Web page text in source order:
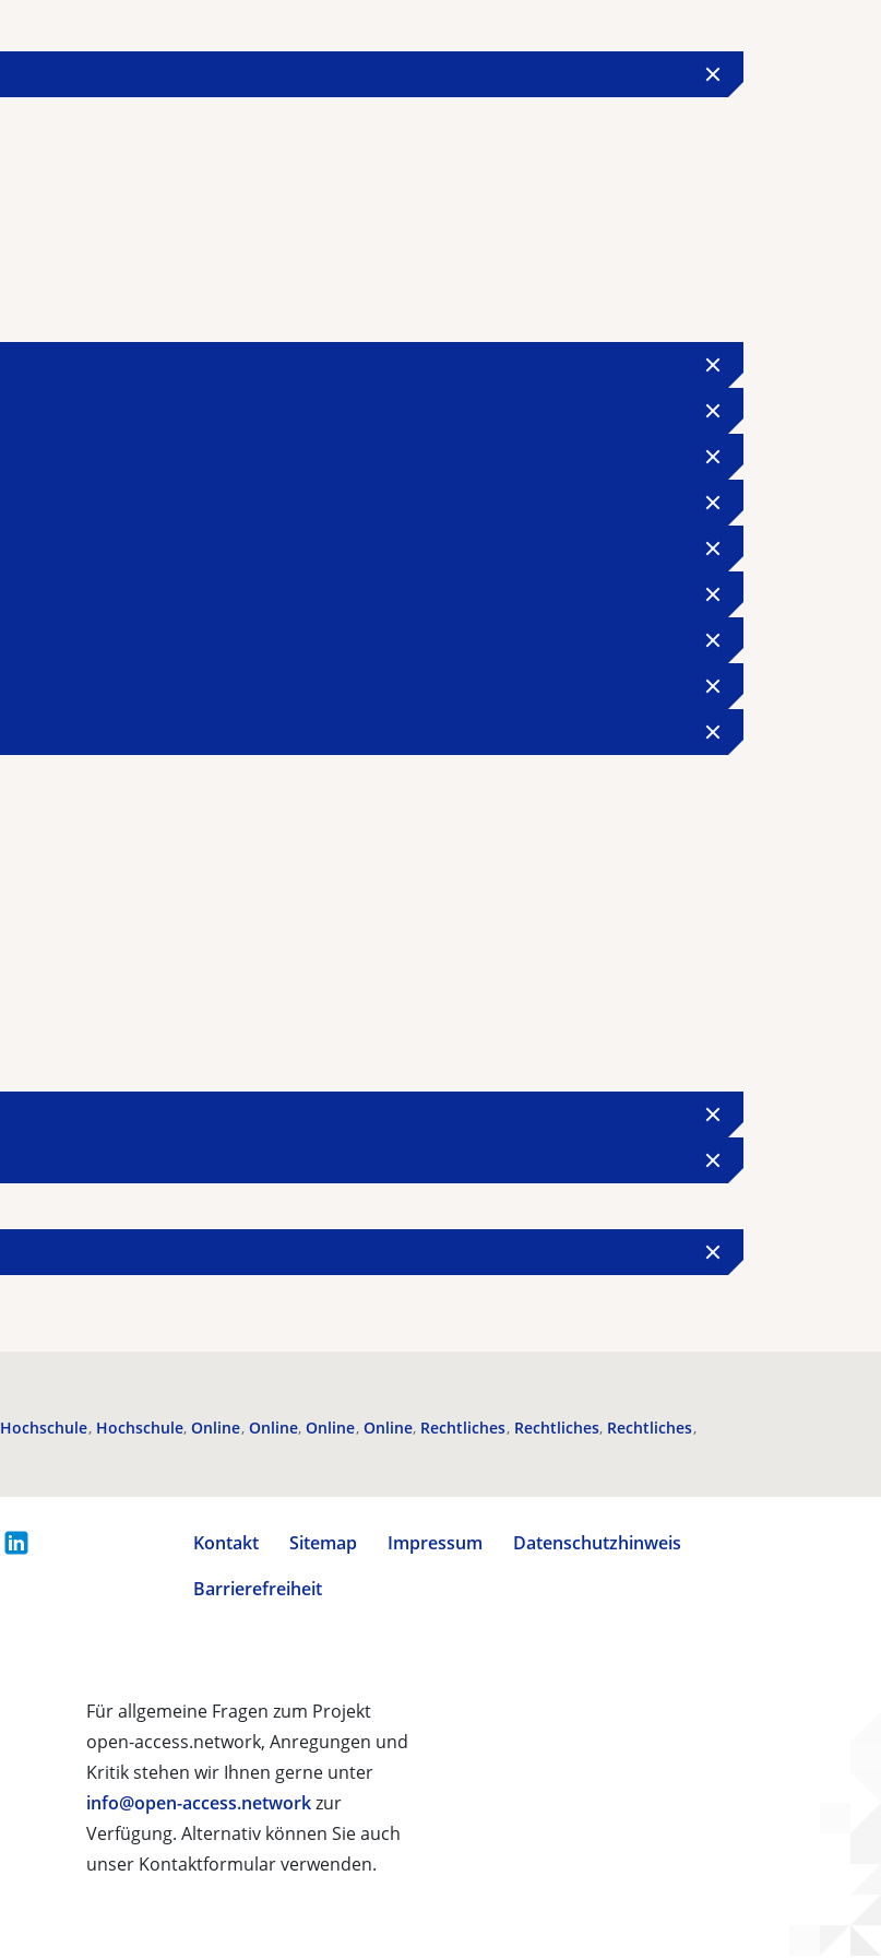
Hochschule Hochschule Online Online Online Online Rechtliches Rechtliches Rechtliches
Kontakt Sitemap Impressum
Datenschutzhinweis
Barrierefreiheit
Für allgemeine Fragen zum Projekt
open-access.network, Anregungen und
Kritik stehen wir Ihnen gerne unter
info@open-access.networkzur
Verfügung. Alternativ können Sie auch
unser Kontaktformular verwenden.